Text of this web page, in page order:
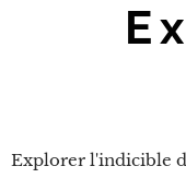
Explorer l'indicible